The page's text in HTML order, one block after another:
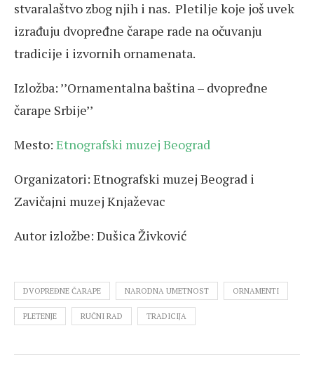
stvaralaštvo zbog njih i nas. Pletilje koje još uvek
izrađuju dvopređne čarape rade na očuvanju
tradicije i izvornih ornamenata.
Izložba: ’’Ornamentalna baština – dvopređne
čarape Srbije’’
Mesto: Etnografski muzej Beograd
Organizatori: Etnografski muzej Beograd i
Zavičajni muzej Knjaževac
Autor izložbe: Dušica Živković
DVOPREĐNE ČARAPE NARODNA UMETNOST ORNAMENTI
PLETENJE RUČNI RAD TRADICIJA